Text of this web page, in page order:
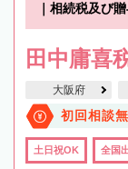
｜相続税及び
田中庸喜
大阪府
初回相談
土日祝OK 全国